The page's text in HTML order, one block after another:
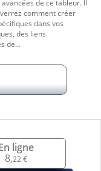
ligne
8,22 €
de ce tableur. Il
verrez comment créer
dans vos
des liens
de...